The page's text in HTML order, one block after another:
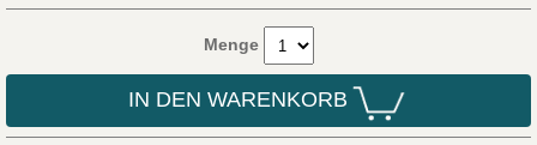
Menge
IN DEN WARENKORB